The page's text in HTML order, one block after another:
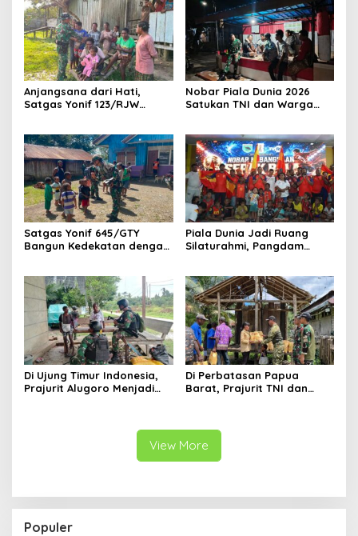
Anjangsana dari Hati,
Satgas Yonif 123/RJW
Papua Selatan
Nobar Piala Dunia 2026
Satukan TNI dan Warga
Satgas Yonif 645/GTY
Bangun Kedekatan dengan
Piala Dunia Jadi Ruang
Silaturahmi, Pangdam
Di Ujung Timur Indonesia,
Prajurit Alugoro Menjadi
Di Perbatasan Papua
Barat, Prajurit TNI dan
View More
Populer